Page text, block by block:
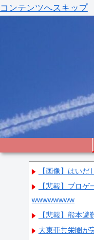
コンテンツへスキップ
【画像】はい
【悲報】プロ
wwwwwwww
【悲報】熊本
大東亜共栄圏が